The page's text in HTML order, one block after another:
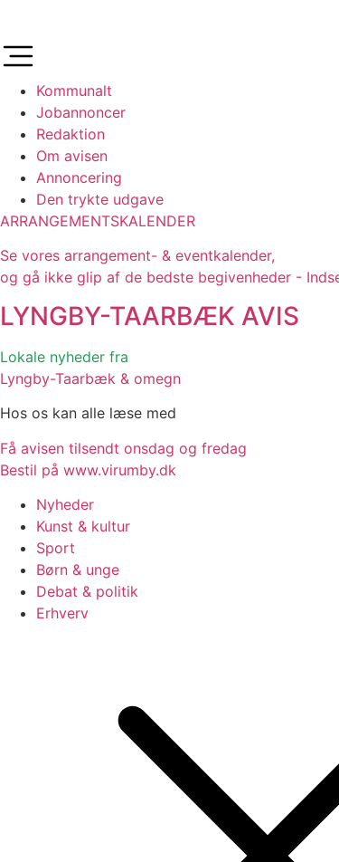
Kommunalt
Jobannoncer
Redaktion
Om avisen
Annoncering
Den trykte udgave
ARRANGEMENTSKALENDER
Se vores arrangement- & eventkalender,
og gå ikke glip af de bedste begivenheder -
LYNGBY-TAARBÆK AVIS
Lokale nyheder fra
Lyngby-Taarbæk & omegn
Hos os kan alle læse med
Få avisen tilsendt onsdag og fredag
Bestil på www.virumby.dk
Nyheder
Kunst & kultur
Sport
Børn & unge
Debat & politik
Erhverv